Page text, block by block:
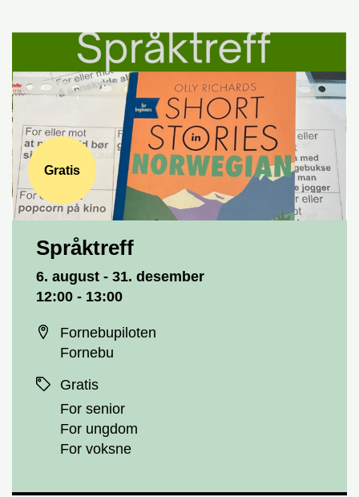
Gratis
Språktreff
6. august - 31. desember
12:00 - 13:00
Fornebupiloten
Fornebu
Gratis
For senior
For ungdom
For voksne